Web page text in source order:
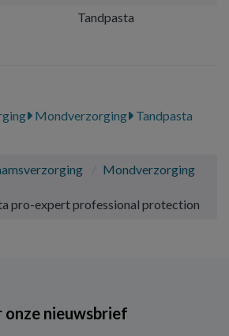
Tandpasta
Mondverzorging
Tandpasta
Mondverzorging
pro-expert professional protection
onze nieuwsbrief